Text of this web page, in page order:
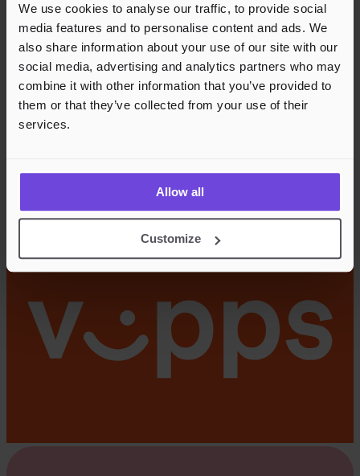
We use cookies to analyse our traffic, to provide social
media features and to personalise content and ads. We
also share information about your use of our site with our
social media, advertising and analytics partners who may
combine it with other information that you’ve provided to
them or that they’ve collected from your use of their
services.
Allow all
Customize